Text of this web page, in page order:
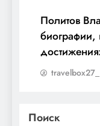
Политов
биографии,
travelbox27_
Поиск